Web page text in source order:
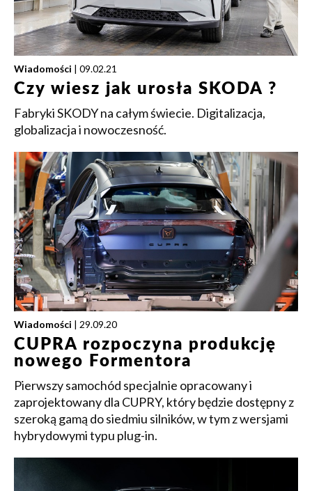
Wiadomości | 09.02.21
Czy wiesz jak urosła SKODA ?
Fabryki SKODY na całym świecie. Digitalizacja,
globalizacja i nowoczesność.
Wiadomości | 29.09.20
CUPRA rozpoczyna produkcję
nowego Formentora
Pierwszy samochód specjalnie opracowany i
zaprojektowany dla CUPRY, który będzie dostępny z
szeroką gamą do siedmiu silników, w tym z wersjami
hybrydowymi typu plug-in.